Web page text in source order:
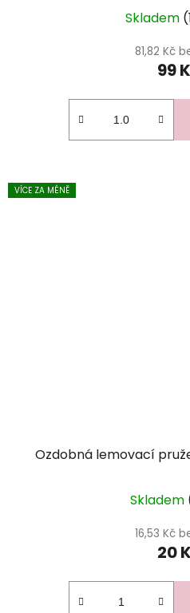
Skladem
81,82 Kč
99
VÍCE ZA MÉNĚ
Ozdobná lemovací
Skladem
16,53 Kč
20